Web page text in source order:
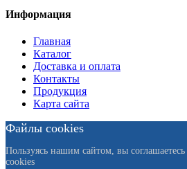
Информация
Главная
Каталог
Доставка и оплата
Контакты
Продукция
Карта сайта
Файлы cookies
Пользуясь нашим сайтом, вы
cookies